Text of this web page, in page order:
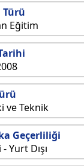
Türü
Eğitim
ve Teknik
Geçerliliği
Yurt Dışı